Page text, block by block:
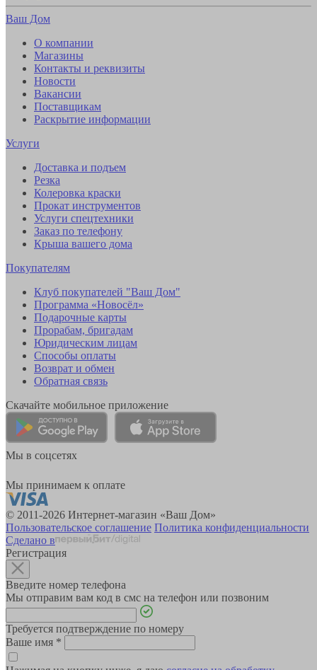
Ваш Дом
О компании
Магазины
Контакты и реквизиты
Новости
Вакансии
Поставщикам
Раскрытие информации
Услуги
Доставка и подъем
Резка
Колеровка краски
Прокат инструментов
Услуги спецтехники
Заказ по телефону
Крыша вашего дома
Покупателям
Клуб покупателей "Ваш Дом"
Программа «Новосёл»
Подарочные карты
Прорабам, бригадам
Юридическим лицам
Способы оплаты
Возврат и обмен
Обратная связь
Скачайте мобильное приложение
Мы в соцсетях
Мы принимаем к оплате
© 2011-2026 Интернет-магазин «Ваш Дом»
Пользовательское соглашение Политика конфиденциальности
Сделано в
Регистрация
Введите номер телефона
Мы отправим вам код в смс на телефон или позвоним
Требуется подтверждение по номеру
Ваше имя *